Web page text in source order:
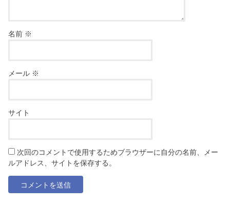
名前 ※
メール ※
サイト
次回のコメントで使用するためブラウザーに自分の名前、メー
ルアドレス、サイトを保存する。